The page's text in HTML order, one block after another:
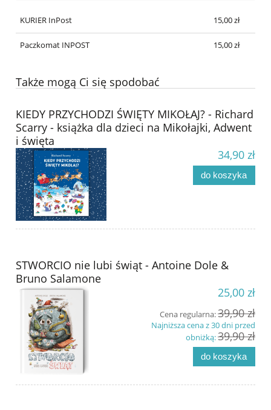
KURIER InPost 15,00 zł
Paczkomat INPOST 15,00 zł
Także mogą Ci się spodobać
KIEDY PRZYCHODZI ŚWIĘTY MIKOŁAJ? - Richard
Scarry - książka dla dzieci na Mikołajki, Adwent
i święta
34,90 zł
do koszyka
STWORCIO nie lubi świąt - Antoine Dole &
Bruno Salamone
25,00 zł
Cena regularna:39,90 zł
Najniższa cena z 30 dni przed
obniżką:39,90 zł
do koszyka